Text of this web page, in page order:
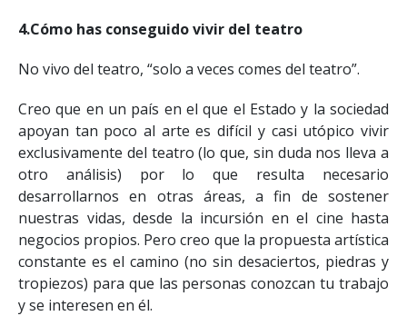
4.Cómo has conseguido vivir del teatro
No vivo del teatro, “solo a veces comes del teatro”.
Creo que en un país en el que el Estado y la sociedad
apoyan tan poco al arte es difícil y casi utópico vivir
exclusivamente del teatro (lo que, sin duda nos lleva a
otro análisis) por lo que resulta necesario
desarrollarnos en otras áreas, a fin de sostener
nuestras vidas, desde la incursión en el cine hasta
negocios propios. Pero creo que la propuesta artística
constante es el camino (no sin desaciertos, piedras y
tropiezos) para que las personas conozcan tu trabajo
y se interesen en él.